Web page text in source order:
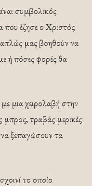
συμβολικός
που έζησε ο Χριστός
μας βοηθούν να
ή πόσες φορές θα
μια χειρολαβή στην
μπρος, τραβάς μερικές
ξεπαγώσουν τα
το οποίο